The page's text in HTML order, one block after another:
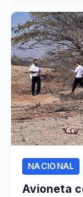
NACIONAL
Avioneta